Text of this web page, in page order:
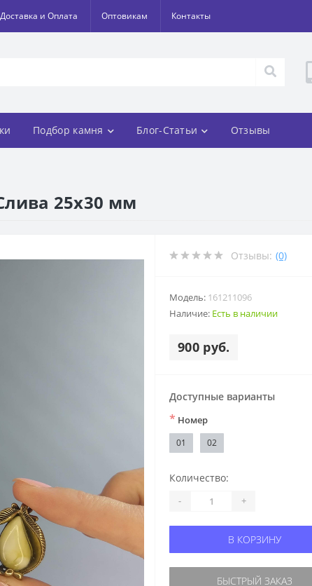
Доставка и Оплата Оптовикам Контакты
Подбор камня Блог-Статьи Отзывы
25х30 мм
Отзывы: (0)
Модель: 161211096
Наличие: Есть в наличии
900 руб.
Доступные варианты
* Номер
01 02
Количество:
- +
В КОРЗИНУ
БЫСТРЫЙ ЗАКАЗ